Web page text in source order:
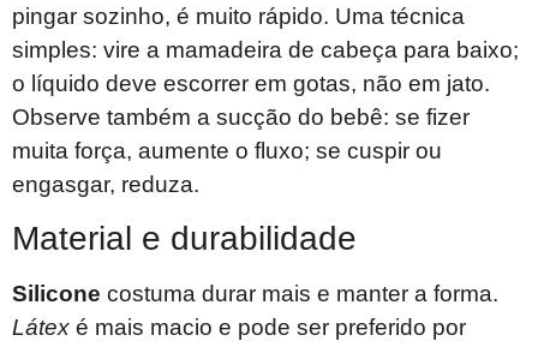
pingar sozinho, é muito rápido. Uma técnica
simples: vire a mamadeira de cabeça para baixo;
o líquido deve escorrer em gotas, não em jato.
Observe também a sucção do bebê: se fizer
muita força, aumente o fluxo; se cuspir ou
engasgar, reduza.
Material e durabilidade
Silicone costuma durar mais e manter a forma.
Látex é mais macio e pode ser preferido por